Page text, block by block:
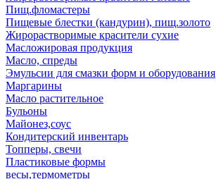
Пищ.фломастеры
Пищевые блестки (кандурин), пищ.золото
Жирорастворимые красители сухие
Масложировая продукция
Масло, спреды
Эмульсии для смазки форм и оборудования
Маргарины
Масло растительное
Бульоны
Майонез,соус
Кондитерский инвентарь
Топперы, свечи
Пластиковые формы
весы,термометры